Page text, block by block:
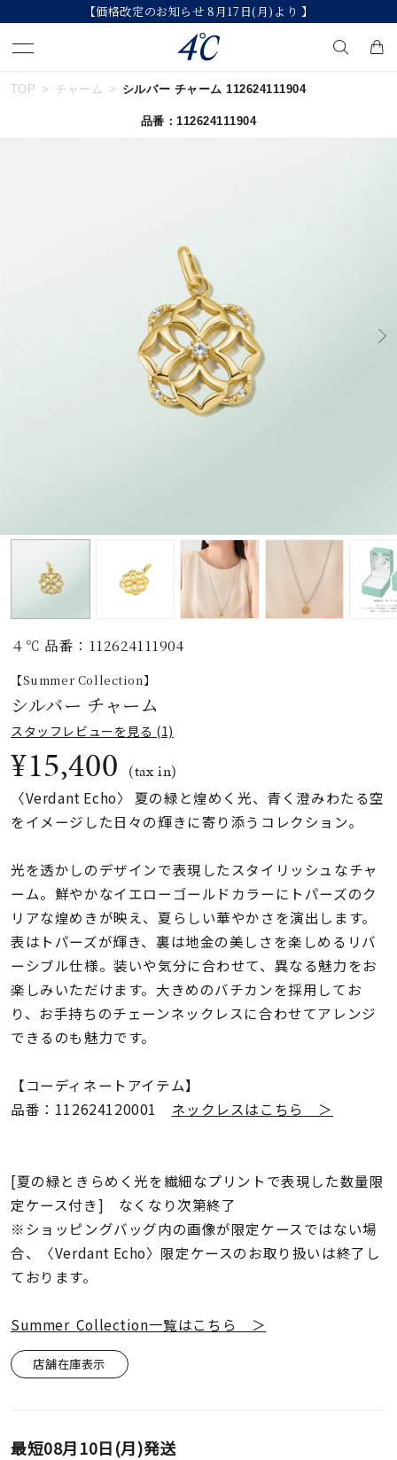
【2026 Summer Collection】発
キーワードで検索する
#ペア
すべてのジュエリー
誕生石
ファッションテイス
ト
着用シーン
レディース
リングサイズ
～
メンズ
リングサイズ
～
価格 ¥0
TOP チャーム シルバー チャーム 112624111904
品番：112624111904
４℃ 品番：112624111904
【Summer Collection】
シルバー チャーム
スタッフレビューを見る (1)
¥15,400 (tax in)
〈Verdant Echo〉 夏の緑と煌めく光、青く澄みわたる空
をイメージした日々の輝きに寄り添うコレクション。
光を透かしのデザインで表現したスタイリッシュなチャ
ーム。鮮やかなイエローゴールドカラーにトパーズのク
リアな煌めきが映え、夏らしい華やかさを演出します。
表はトパーズが輝き、裏は地金の美しさを楽しめるリバ
ーシブル仕様。装いや気分に合わせて、異なる魅力をお
楽しみいただけます。大きめのバチカンを採用してお
り、お手持ちのチェーンネックレスに合わせてアレンジ
できるのも魅力です。
【コーディネートアイテム】
品番：112624120001 ネックレスはこちら ＞
[夏の緑ときらめく光を繊細なプリントで表現した数量限
定ケース付き] なくなり次第終了
※ショッピングバッグ内の画像が限定ケースではない場
合、〈Verdant Echo〉限定ケースのお取り扱いは終了し
ております。
Summer Collection一覧はこちら ＞
店舗在庫表示
最短08月10日(月)発送